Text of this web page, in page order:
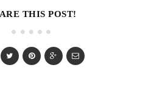
THIS POST!